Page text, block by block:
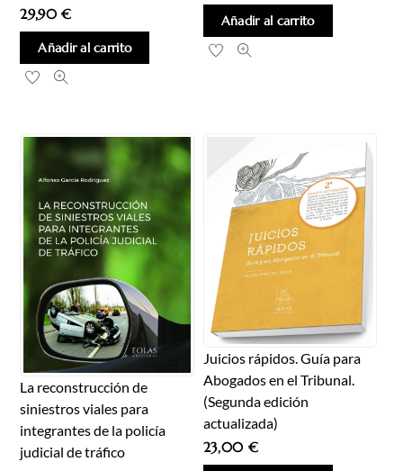
29,90€
Añadir al carrito
Añadir al carrito
La reconstrucción de
siniestros viales para
integrantes de la policía
judicial de tráfico
Juicios rápidos. Guía para
Abogados en el Tribunal.
(Segunda edición
actualizada)
23,00 €